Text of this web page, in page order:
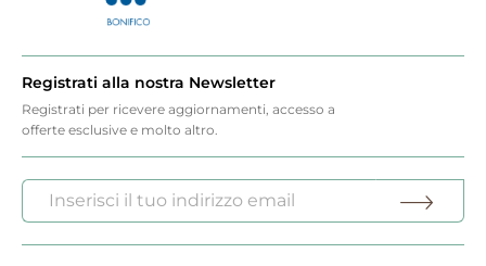
Registrati alla nostra Newsletter
Registrati per ricevere aggiornamenti, accesso a
offerte esclusive e molto altro.